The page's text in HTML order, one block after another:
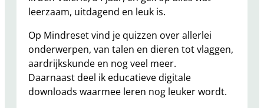
leerzaam, uitdagend en leuk is.
Op Mindreset vind je quizzen over allerlei
onderwerpen, van talen en dieren tot vlaggen,
aardrijkskunde en nog veel meer.
Daarnaast deel ik educatieve digitale
downloads waarmee leren nog leuker wordt.